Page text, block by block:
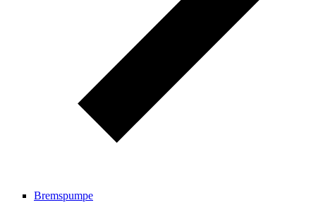
Bremspumpe